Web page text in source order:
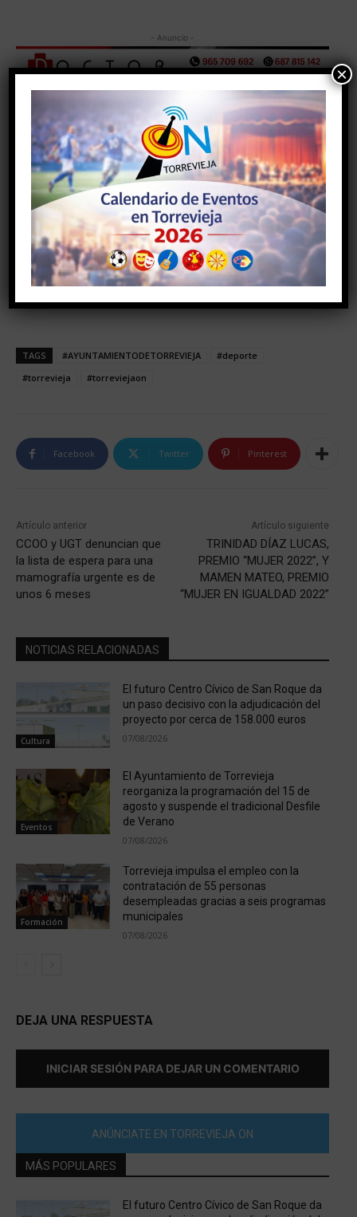
- Anuncio -
TAGS #AYUNTAMIENTODETORREVIEJA
#deporte
#torrevieja
#torreviejaon
Facebook Twitter Pinterest
Artículo anterior
CCOO y UGT denuncian que
la lista de espera para una
mamografía urgente es de
unos 6 meses
Artículo siguiente
TRINIDAD DÍAZ LUCAS,
PREMIO “MUJER 2022”, Y
MAMEN MATEO, PREMIO
“MUJER EN IGUALDAD 2022”
NOTICIAS RELACIONADAS
Cultura
El futuro Centro Cívico de San Roque da
un paso decisivo con la adjudicación del
proyecto por cerca de 158.000 euros
07/08/2026
Eventos
El Ayuntamiento de Torrevieja
reorganiza la programación del 15 de
agosto y suspende el tradicional Desfile
de Verano
07/08/2026
Formación
Torrevieja impulsa el empleo con la
contratación de 55 personas
desempleadas gracias a seis programas
municipales
07/08/2026
DEJA UNA RESPUESTA
INICIAR SESIÓN PARA DEJAR UN COMENTARIO
ANÚNCIATE EN TORREVIEJA ON
MÁS POPULARES
El futuro Centro Cívico de San Roque da
×